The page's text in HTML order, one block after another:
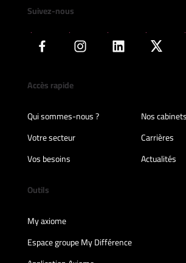
Suivez-nous
Accès rapide
Qui sommes-nous ?
Nos cabinets
Votre secteur
Carrières
Vos besoins
Actualités
Outils
My axiome
Espace groupe My Différence